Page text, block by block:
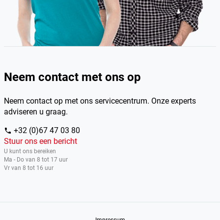
Neem contact met ons op
Neem contact op met ons servicecentrum. Onze experts
adviseren u graag.
phone +32 (0)67 47 03 80
Stuur ons een bericht
U kunt ons bereiken
Ma - Do van 8 tot 17 uur
Vr van 8 tot 16 uur